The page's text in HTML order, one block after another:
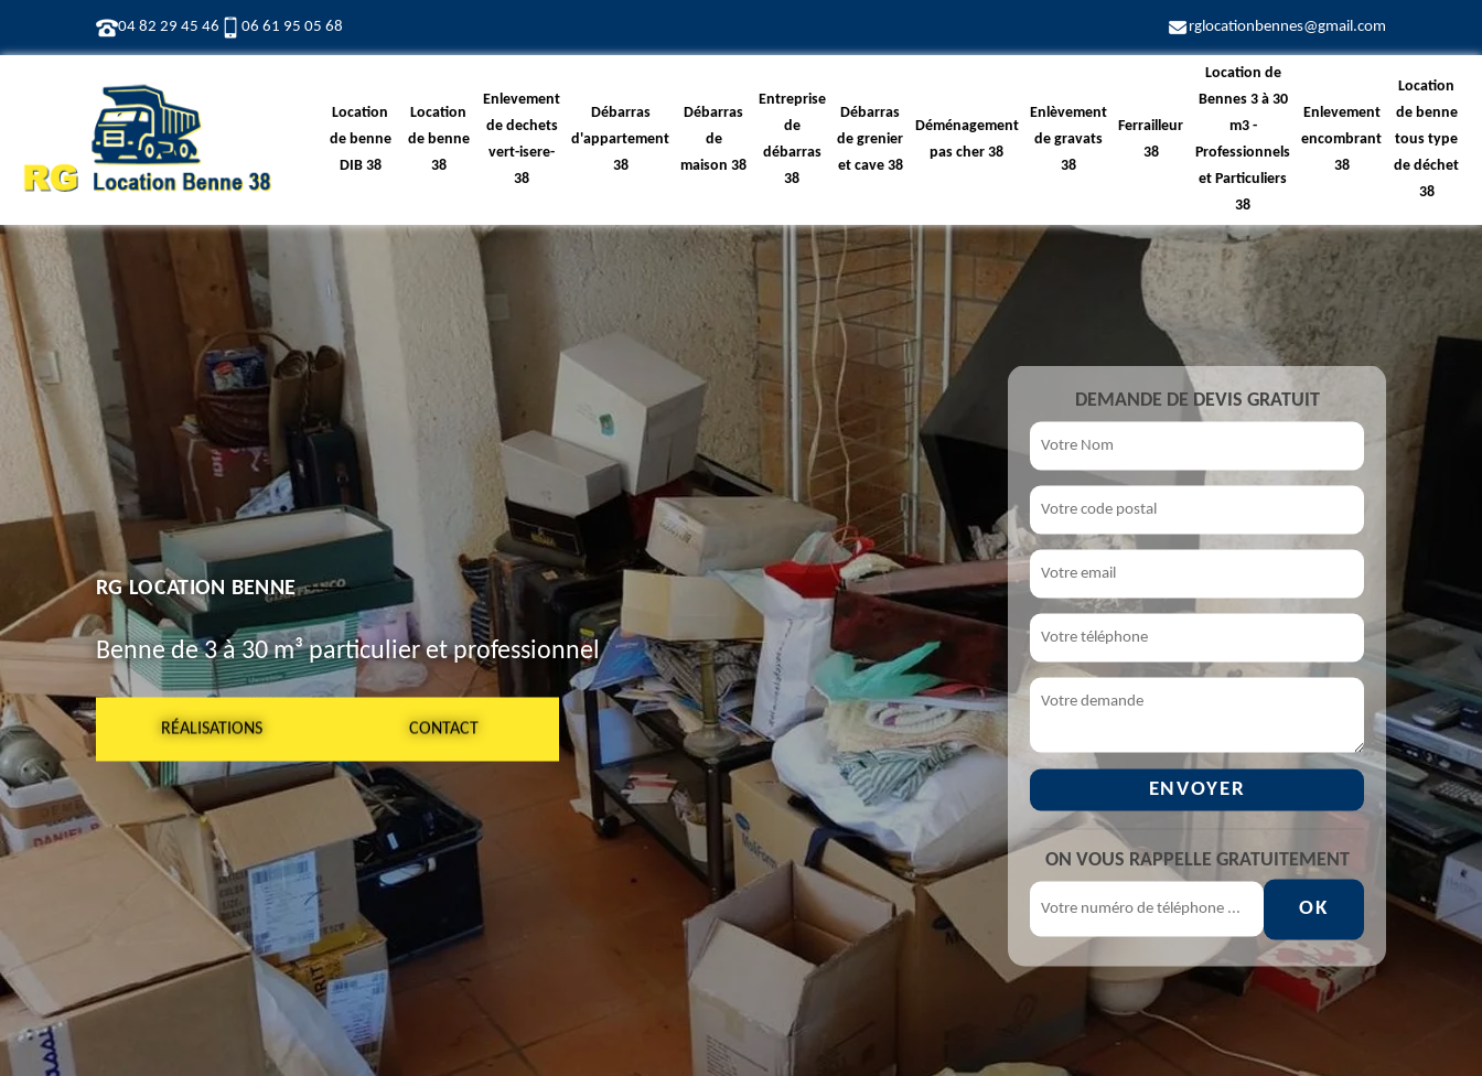
04 82 29 45 46 06 61 95 05 68 rglocationbennes@gmail.com
Location
de benne
DIB 38
Location
de benne
38
Enlevement
de dechets
vert-isere-
38
Débarras
d'appartement
38
Débarras
de
maison 38
Entreprise
de
débarras
38
Débarras
de grenier
et cave 38
Déménagement
pas cher 38
Enlèvement
de gravats
38
Ferrailleur
38
Location de
Bennes 3 à 30
m3 -
Professionnels
et Particuliers
38
Enlevement
encombrant
38
Location
de benne
tous type
de déchet
38
RG LOCATION BENNE
Benne de 3 à 30 m³ particulier et professionnel
RÉALISATIONS CONTACT
DEMANDE DE DEVIS GRATUIT
ON VOUS RAPPELLE GRATUITEMENT